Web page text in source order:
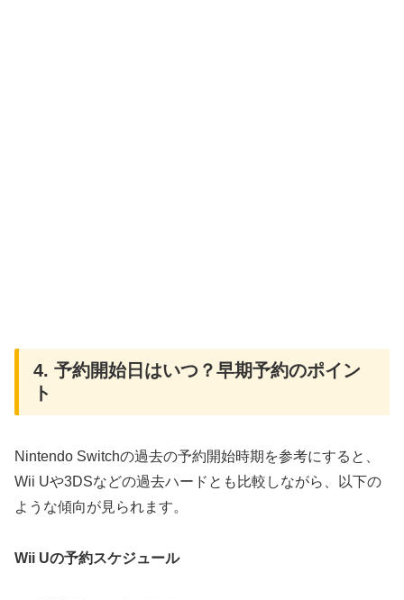
4. 予約開始日はいつ？早期予約のポイン
ト
Nintendo Switchの過去の予約開始時期を参考にすると、
Wii Uや3DSなどの過去ハードとも比較しながら、以下の
ような傾向が見られます。
Wii Uの予約スケジュール